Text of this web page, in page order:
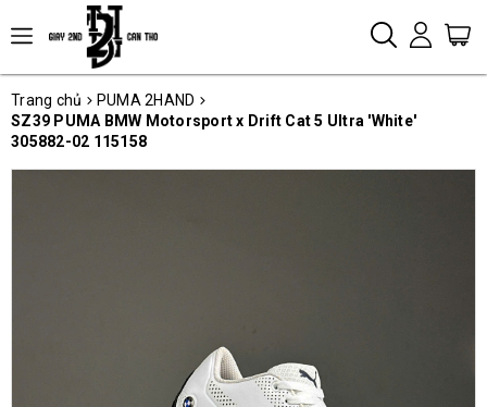
Trang chủ
PUMA 2HAND
SZ39 PUMA BMW Motorsport x Drift Cat 5 Ultra 'White'
305882-02 115158